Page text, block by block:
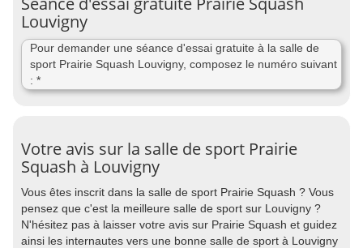
Louvigny
Pour demander une séance d'essai gratuite à la salle de
sport Prairie Squash Louvigny, composez le numéro suivant
: *
Votre avis sur la salle de sport Prairie
Squash à Louvigny
Vous êtes inscrit dans la salle de sport Prairie Squash ? Vous
pensez que c'est la meilleure salle de sport sur Louvigny ?
N'hésitez pas à laisser votre avis sur Prairie Squash et guidez
ainsi les internautes vers une bonne salle de sport à Louvigny